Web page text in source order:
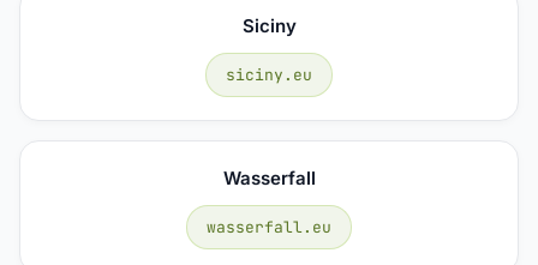
Siciny
siciny.eu
Wasserfall
wasserfall.eu